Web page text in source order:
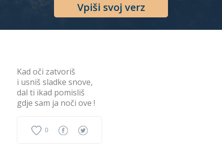
Vpiši svoj verz
Kad oči zatvoriš
i usniš sladke snove,
dal ti ikad pomisliš
gdje sam ja noči ove !
0